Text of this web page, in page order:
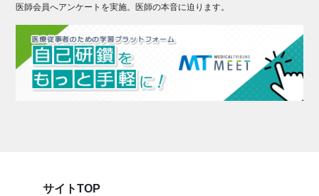
医師会員へアンケートを実施。医師の本音に迫ります。
サイトTOP